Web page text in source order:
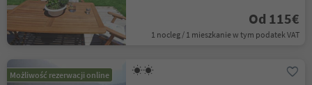
Od 115€
1 nocleg / 1 mieszkanie w tym podatek VAT
Możliwość rezerwacji online